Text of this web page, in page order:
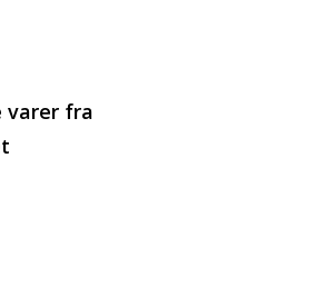
varer fra